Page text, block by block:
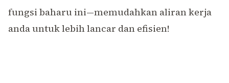
fungsi baharu ini—memudahkan aliran kerja
anda untuk lebih lancar dan efisien!